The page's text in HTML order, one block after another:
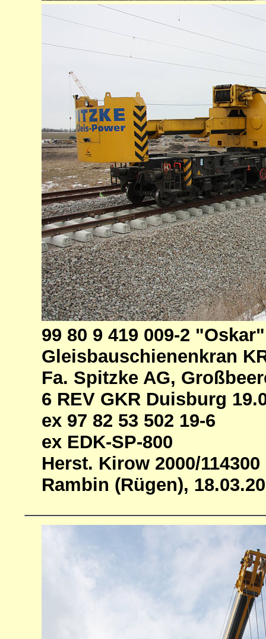
99 80 9 419 009-2 "Oskar"
Gleisbauschienenkran
Fa. Spitzke AG,
6 REV GKR Duisburg
ex 97 82 53 502 19-6
ex EDK-SP-800
Herst. Kirow 2000/114300
Rambin (Rügen),